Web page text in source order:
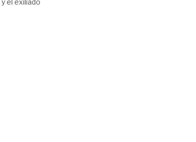
el exiliado